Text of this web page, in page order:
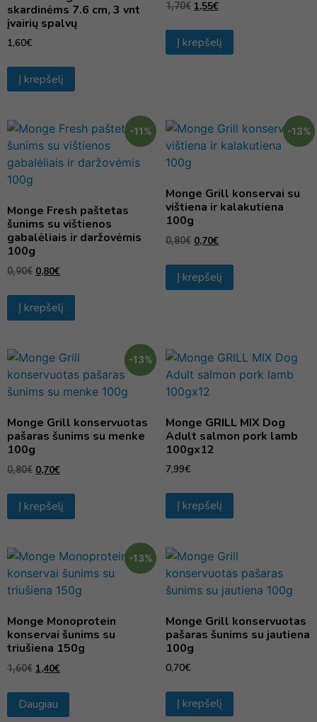
skardinėms 7.6 cm, 3 vnt
įvairių spalvų
1,60€
Į krepšelį
1,70€ 1,55€
Į krepšelį
-11%
Monge Fresh paštetas
šunims su vištienos
gabalėliais ir daržovėmis
100g
0,90€ 0,80€
Į krepšelį
-13%
Monge Grill konservai su
vištiena ir kalakutiena
100g
0,80€ 0,70€
Į krepšelį
-13%
Monge Grill konservuotas
pašaras šunims su menke
100g
0,80€ 0,70€
Į krepšelį
Monge GRILL MIX Dog
Adult salmon pork lamb
100gx12
7,99€
Į krepšelį
-13%
Monge Monoprotein
konservai šunims su
triušiena 150g
1,60€ 1,40€
Daugiau
Monge Grill konservuotas
pašaras šunims su jautiena
100g
0,70€
Į krepšelį